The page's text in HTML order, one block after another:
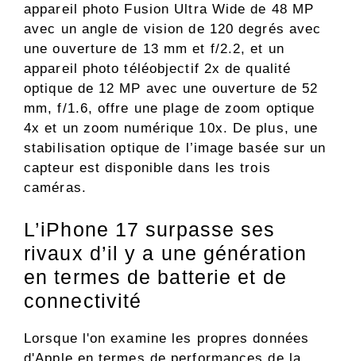
appareil photo Fusion Ultra Wide de 48 MP
avec un angle de vision de 120 degrés avec
une ouverture de 13 mm et f/2.2, et un
appareil photo téléobjectif 2x de qualité
optique de 12 MP avec une ouverture de 52
mm, f/1.6, offre une plage de zoom optique
4x et un zoom numérique 10x. De plus, une
stabilisation optique de l’image basée sur un
capteur est disponible dans les trois
caméras.
L’iPhone 17 surpasse ses
rivaux d’il y a une génération
en termes de batterie et de
connectivité
Lorsque l'on examine les propres données